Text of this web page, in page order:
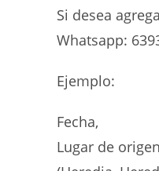
Si desea
Whatsapp:
Ejemplo:
Fecha,
Lugar de